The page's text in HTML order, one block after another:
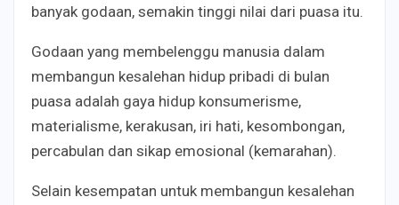
banyak godaan, semakin tinggi nilai dari puasa itu.
Godaan yang membelenggu manusia dalam
membangun kesalehan hidup pribadi di bulan
puasa adalah gaya hidup konsumerisme,
materialisme, kerakusan, iri hati, kesombongan,
percabulan dan sikap emosional (kemarahan).
Selain kesempatan untuk membangun kesalehan